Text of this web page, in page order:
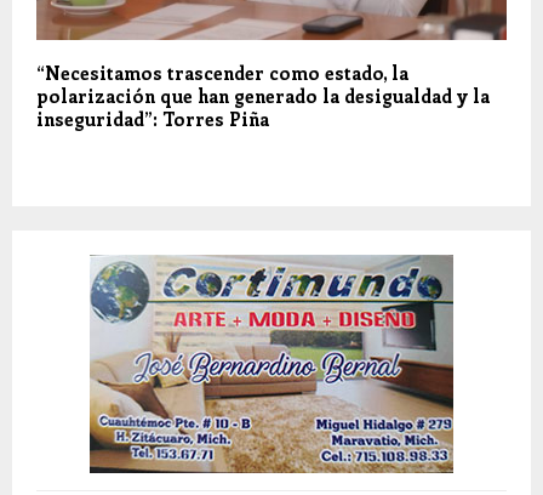
“Necesitamos trascender como estado, la
polarización que han generado la desigualdad y la
inseguridad”: Torres Piña